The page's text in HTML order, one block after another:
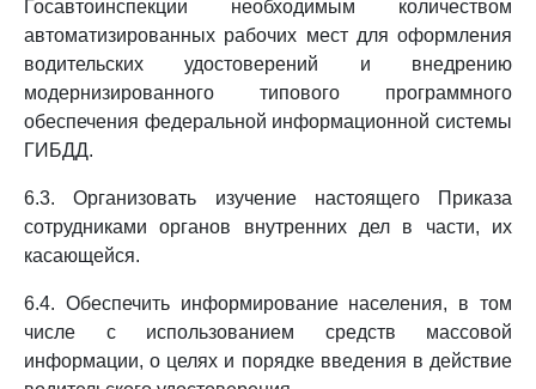
Госавтоинспекции необходимым количеством
автоматизированных рабочих мест для оформления
водительских удостоверений и внедрению
модернизированного типового программного
обеспечения федеральной информационной системы
ГИБДД.
6.3. Организовать изучение настоящего Приказа
сотрудниками органов внутренних дел в части, их
касающейся.
6.4. Обеспечить информирование населения, в том
числе с использованием средств массовой
информации, о целях и порядке введения в действие